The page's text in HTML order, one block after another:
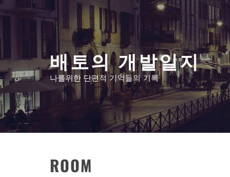
텐
뛰
기
배토의 개발일지
나를위한 단편적 기억들의 기록
ROOM